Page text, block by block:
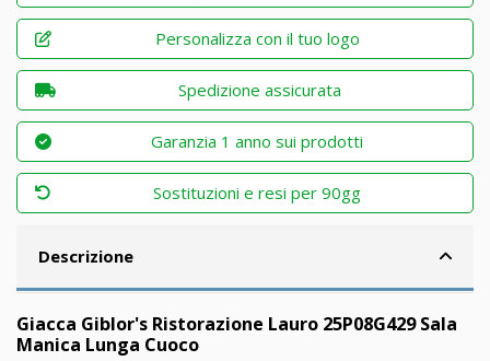
Personalizza con il tuo logo
Spedizione assicurata
Garanzia 1 anno sui prodotti
Sostituzioni e resi per 90gg
Descrizione
Giacca Giblor's Ristorazione Lauro 25P08G429 Sala
Manica Lunga Cuoco